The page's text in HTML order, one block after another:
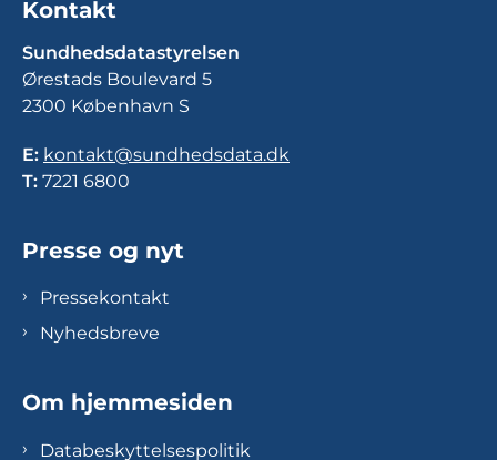
Kontakt
Sundhedsdatastyrelsen
Ørestads Boulevard 5
2300 København S
E: kontakt@sundhedsdata.dk
T: 7221 6800
Presse og nyt
Pressekontakt
Nyhedsbreve
Om hjemmesiden
Databeskyttelsespolitik